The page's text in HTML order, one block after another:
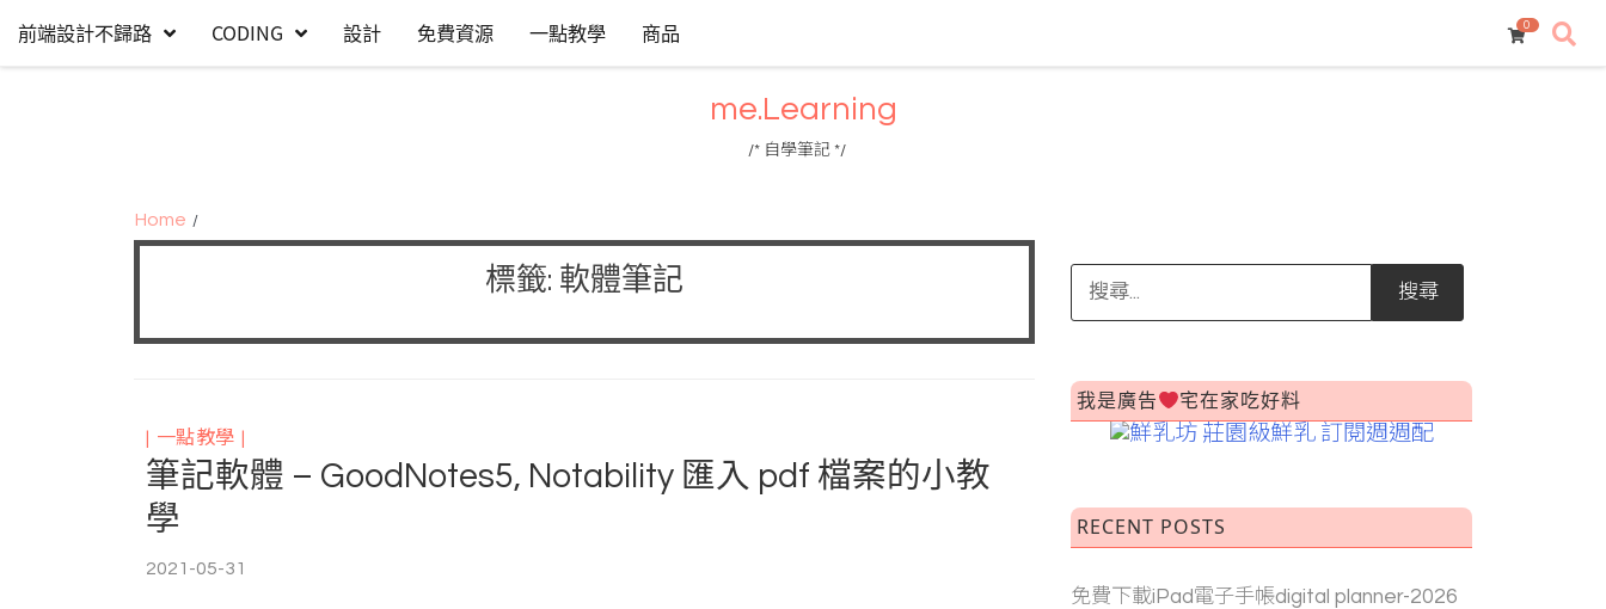
to
navigation
to
content
前端設計不歸路 CODING 設計 免費資源 一點教學 商品 0
me.Learning
/* 自學筆記 */
Home
標籤: 軟體筆記
一點教學
筆記軟體 – GoodNotes5, Notability 匯入 pdf 檔案的小教
學
2021-05-31
尋
字:
我是廣告 宅在家吃好料
RECENT POSTS
免費下載iPad電子手帳digital planner-2026